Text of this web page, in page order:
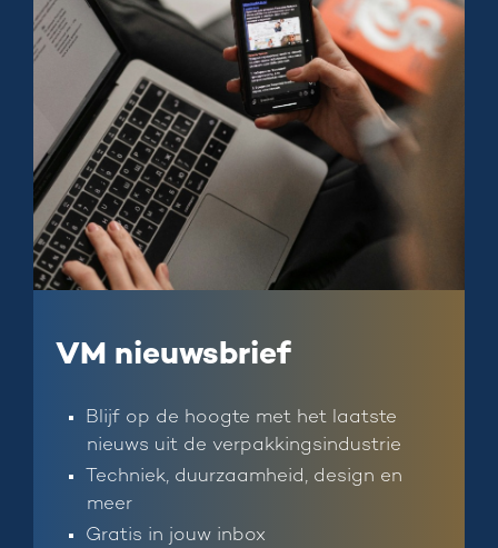
VM nieuwsbrief
Blijf op de hoogte met het laatste
nieuws uit de verpakkingsindustrie
Techniek, duurzaamheid, design en
meer
Gratis in jouw inbox